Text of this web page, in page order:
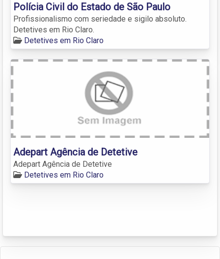
Polícia Civil do Estado de São Paulo
Profissionalismo com seriedade e sigilo absoluto.
Detetives em Rio Claro.
Detetives em Rio Claro
Adepart Agência de Detetive
Adepart Agência de Detetive
Detetives em Rio Claro